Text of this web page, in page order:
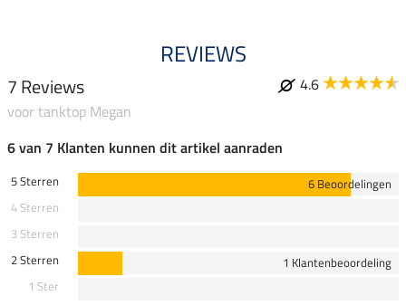
REVIEWS
7 Reviews
4.6
voor tanktop Megan
6 van 7 Klanten kunnen dit artikel aanraden
5 Sterren
6 Beoordelingen
4 Sterren
3 Sterren
2 Sterren
1 Klantenbeoordeling
1 Ster